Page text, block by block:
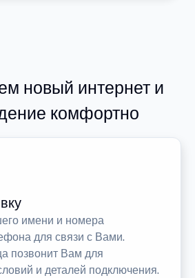
новый интернет и
комфортно
имени и номера
для связи с Вами.
позвонит Вам для
и деталей подключения.